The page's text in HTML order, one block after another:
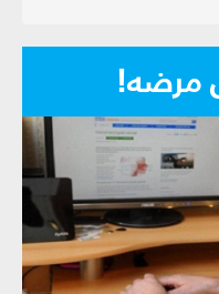
مرضه!